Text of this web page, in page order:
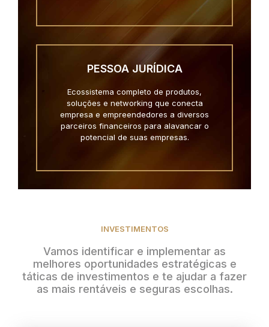
PESSOA JURÍDICA
Ecossistema completo de produtos,
soluções e networking que conecta
empresa e empreendedores a diversos
parceiros financeiros para alavancar o
potencial de suas empresas.
INVESTIMENTOS
Vamos identificar e implementar as
melhores oportunidades estratégicas e
táticas de investimentos e te ajudar a fazer
as mais rentáveis e seguras escolhas.